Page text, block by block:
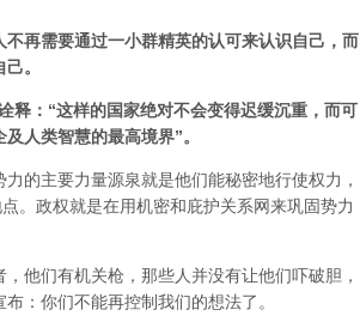
再需要通过一小群精英的认可来认识自己，而
。
：“这样的国家绝对不会变得迟缓沉重，而可
人类智慧的最高境界”。
的主要力量源泉就是他们能秘密地行使权力，
。政权就是在用机密和庇护关系网来巩固势力
他们有机关枪，那些人并没有让他们吓破胆，
：你们不能再控制我们的想法了。